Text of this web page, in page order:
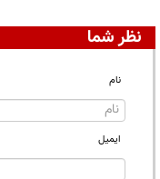
نظر شما
نام
ایمیل